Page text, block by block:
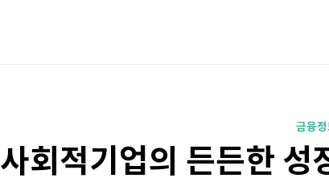
금융정
사회적기업의 든든한 성